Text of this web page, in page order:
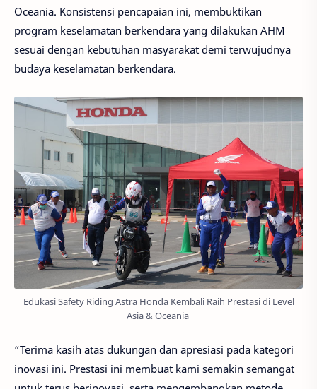
Oceania. Konsistensi pencapaian ini, membuktikan
program keselamatan berkendara yang dilakukan AHM
sesuai dengan kebutuhan masyarakat demi terwujudnya
budaya keselamatan berkendara.
Edukasi Safety Riding Astra Honda Kembali Raih Prestasi di Level
Asia & Oceania
“Terima kasih atas dukungan dan apresiasi pada kategori
inovasi ini. Prestasi ini membuat kami semakin semangat